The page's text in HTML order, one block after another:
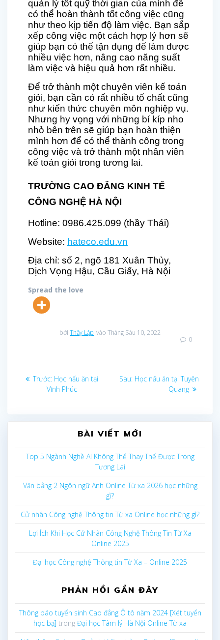
quản lý tốt quỹ thời gian của mình để
có thể hoàn thành tốt công việc cũng
như theo kịp tiến độ làm việc. Bạn sắp
xếp công việc một cách hợp lý hơn sẽ
giúp bạn có thể tận dụng để làm được
nhiều việc hơn, nâng cao năng suất
làm việc và hiệu quả hơn rất nhiều.
Để trở thành một chuyên viên kế toán
giỏi, bạn cần có rất nhiều tố chất cũng
như kiến thức chuyên môn nghiệp vụ.
Nhưng hy vọng với những bí kíp nho
nhỏ bên trên sẽ giúp bạn hoàn thiện
mình hơn để có thể thành công trong
công việc và trở thành một nhân viên
kế toán giỏi trong tương lai.
TRƯỜNG CAO ĐẲNG KINH TẾ
CÔNG NGHỆ HÀ NỘI
Hotline: 0986.425.099 (thầy Thái)
Website: hateco.edu.vn
Địa chỉ: số 2, ngõ 181 Xuân Thủy,
Dịch Vọng Hậu, Cầu Giấy, Hà Nội
Spread the love
bởiThầy Lập vào Tháng Sáu 10, 2022
0
Trước: Bài
trước
Học nấu ăn tại
Vĩnh Phúc
Sau: Bài
Học nấu ăn tại Tuyên
Quang
BÀI VIẾT MỚI
Top 5 Ngành Nghề AI Không Thể Thay Thế Được Trong
Tương Lai
Văn bằng 2 Ngôn ngữ Anh Online Từ xa 2026 học những
gì?
Cử nhân Công nghệ Thông tin Từ xa Online học những gì?
Lợi Ích Khi Học Cử Nhân Công Nghệ Thông Tin Từ Xa
Online 2025
Đại học Công nghệ Thông tin Từ Xa – Online 2025
PHẢN HỒI GẦN ĐÂY
Thông báo tuyển sinh Cao đẳng Ô tô năm 2024 [Xét tuyển
học bạ] trong Đại học Tâm lý Hà Nội Online Từ xa